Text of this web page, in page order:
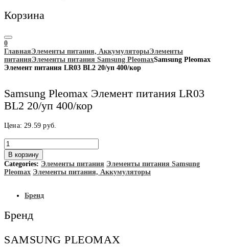
Корзина
0
ГлавнаяЭлементы питания, АккумуляторыЭлементы
питанияЭлементы питания Samsung PleomaxSamsung Pleomax
Элемент питания LR03 BL2 20/уп 400/кор
Samsung Pleomax Элемент питания LR03
BL2 20/уп 400/кор
Цена: 29.59 руб.
Количество
товара
Samsung
Pleomax
Элемент
уп
400/
В корзину
Categories: Элементы питания Элементы питания Samsung
Pleomax Элементы питания, Аккумуляторы
Бренд
Бренд
SAMSUNG PLEOMAX